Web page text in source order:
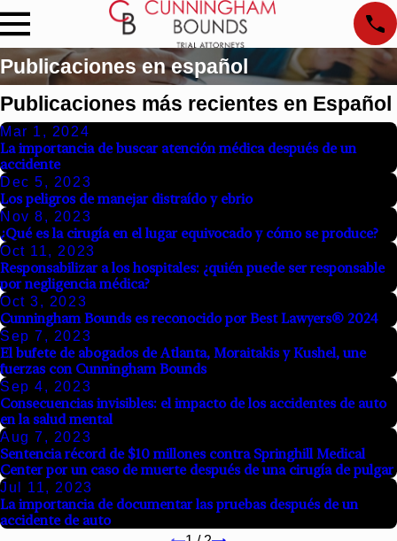
Publicaciones en español
Publicaciones más recientes en Español
Mar 1, 2024
La importancia de buscar atención médica después de un
accidente
Dec 5, 2023
Los peligros de manejar distraído y ebrio
Nov 8, 2023
¿Qué es la cirugía en el lugar equivocado y cómo se produce?
Oct 11, 2023
Responsabilizar a los hospitales: ¿quién puede ser responsable
por negligencia médica?
Oct 3, 2023
Cunningham Bounds es reconocido por Best Lawyers® 2024
Sep 7, 2023
El bufete de abogados de Atlanta, Moraitakis y Kushel, une
fuerzas con Cunningham Bounds
Sep 4, 2023
Consecuencias invisibles: el impacto de los accidentes de auto
en la salud mental
Aug 7, 2023
Sentencia récord de $10 millones contra Springhill Medical
Center por un caso de muerte después de una cirugía de pulgar
Jul 11, 2023
La importancia de documentar las pruebas después de un
accidente de auto